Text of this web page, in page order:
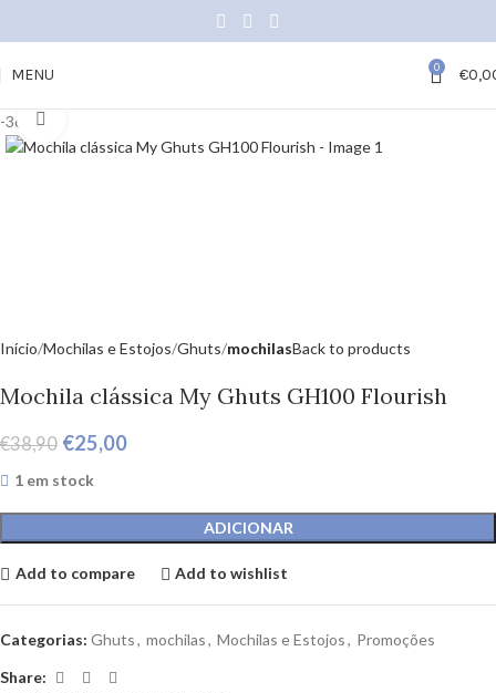
MENU 0 €
-36%
Início Mochilas e Estojos Ghuts mochilasBack to products
Mochila clássica My Ghuts GH100 Flourish
€38,90 €25,00
1 em stock
ADICIONAR
Add to compare Add to wishlist
Categorias: Ghuts, mochilas, Mochilas e Estojos, Promoções
Share: